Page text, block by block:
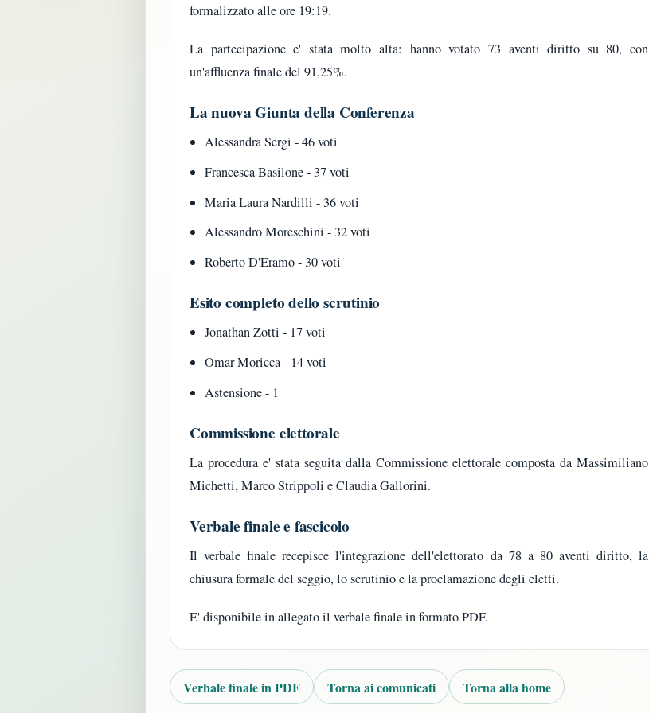
formalizzato alle ore 19:19.
La partecipazione e' stata molto alta: hanno votato 73 aventi diritto su 80, con
un'affluenza finale del 91,25%.
La nuova Giunta della Conferenza
Alessandra Sergi - 46 voti
Francesca Basilone - 37 voti
Maria Laura Nardilli - 36 voti
Alessandro Moreschini - 32 voti
Roberto D'Eramo - 30 voti
Esito completo dello scrutinio
Jonathan Zotti - 17 voti
Omar Moricca - 14 voti
Astensione - 1
Commissione elettorale
La procedura e' stata seguita dalla Commissione elettorale composta da Massimiliano
Michetti, Marco Strippoli e Claudia Gallorini.
Verbale finale e fascicolo
Il verbale finale recepisce l'integrazione dell'elettorato da 78 a 80 aventi diritto, la
chiusura formale del seggio, lo scrutinio e la proclamazione degli eletti.
E' disponibile in allegato il verbale finale in formato PDF.
Verbale finale in PDF Torna ai comunicati Torna alla home